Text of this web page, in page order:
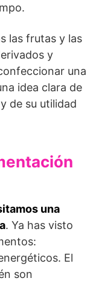
las frutas y las
y
una
idea clara de
de su utilidad
una
. Ya has visto
El
son